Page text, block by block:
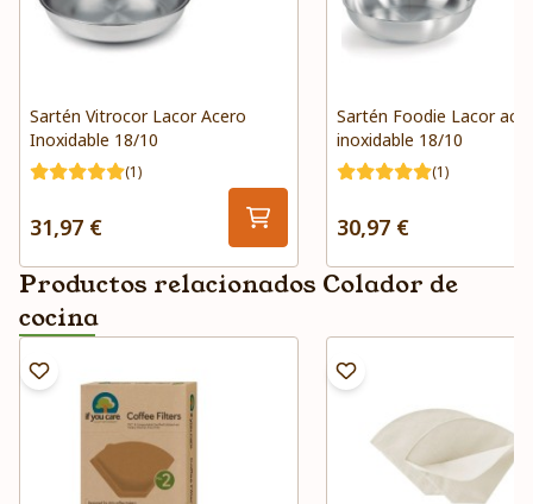
Sartén Vitrocor Lacor Acero
Inoxidable 18/10
(1)
31,97 €
Sartén Foodie Lacor
inoxidable 18/10
(1)
30,97 €
Productos relacionados Colador de
cocina